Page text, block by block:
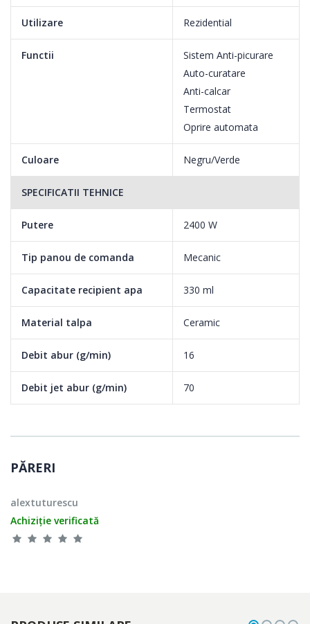
Debit de abur: 16+4g/min.
Jet de abur: 70g/min.
Utilizare Rezidential
Functii
Sistem Anti-picurare
Auto-curatare
Anti-calcar
Termostat
Oprire automata
Culoare Negru/Verde
SPECIFICATII TEHNICE
Putere 2400 W
Tip panou de comanda Mecanic
Capacitate recipient apa 330 ml
Material talpa Ceramic
Debit abur (g/min) 16
Debit jet abur (g/min) 70
PĂRERI
alextuturescu
Achiziție verificată